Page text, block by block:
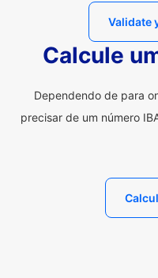
Validate
Calcule
Dependendo de para
precisar de um número